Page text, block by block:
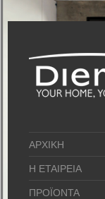
ΑΡΧΙΚΗ
Η ΕΤΑΙΡΕΙΑ
ΠΡΟΪΟΝΤΑ